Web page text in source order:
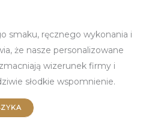
smaku, ręcznego wykonania i
że nasze personalizowane
wizerunek firmy i
słodkie wspomnienie.